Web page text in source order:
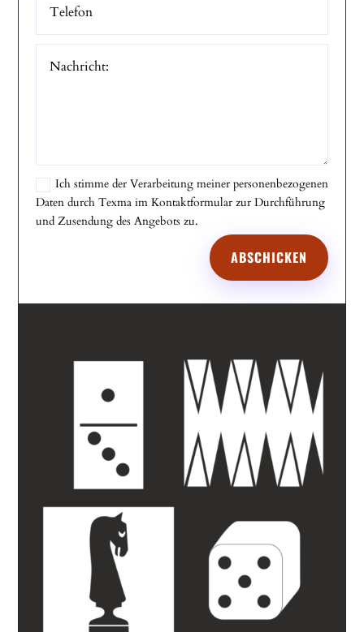
Ich stimme der Verarbeitung meiner personenbezogenen
Daten durch Texma im Kontaktformular zur Durchführung
und Zusendung des Angebots zu.
ABSCHICKEN